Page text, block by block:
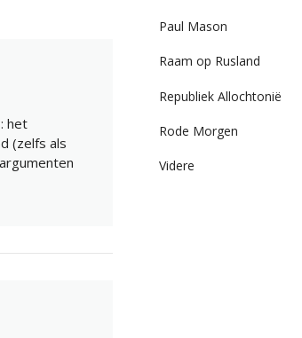
het
(zelfs als
Paul Mason
Raam op Rusland
Republiek Allochtonië
Rode Morgen
Videre